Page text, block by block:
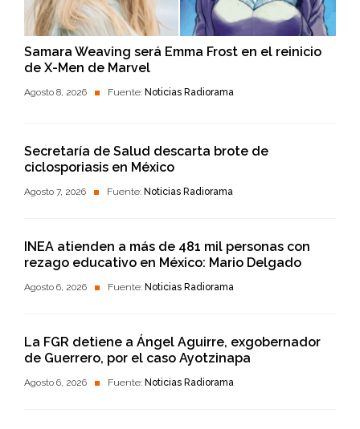
Samara Weaving será Emma Frost en el reinicio
de X-Men de Marvel
Agosto 8, 2026 Fuente: Noticias Radiorama
Secretaría de Salud descarta brote de
ciclosporiasis en México
Agosto 7, 2026 Fuente: Noticias Radiorama
INEA atienden a más de 481 mil personas con
rezago educativo en México: Mario Delgado
Agosto 6, 2026 Fuente: Noticias Radiorama
La FGR detiene a Ángel Aguirre, exgobernador
de Guerrero, por el caso Ayotzinapa
Agosto 6, 2026 Fuente: Noticias Radiorama